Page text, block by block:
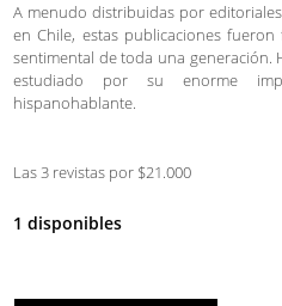
A menudo distribuidas por
en Chile, estas publicaciones
sentimental de toda una generación.
estudiado por su enorme
hispanohablante.
Las 3 revistas por $21.000
1 disponibles